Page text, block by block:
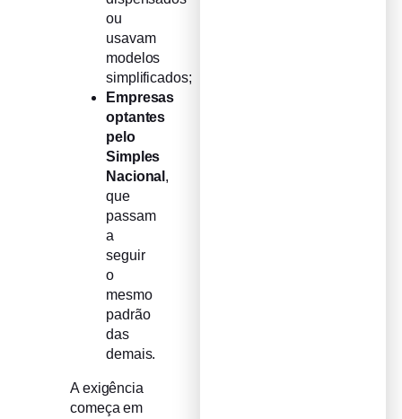
ou
usavam
modelos
simplificados;
Empresas
optantes
pelo
Simples
Nacional ,
que
passam
a
seguir
o
mesmo
padrão
das
demais.
A exigência
começa em